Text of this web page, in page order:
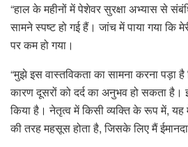
“हाल के महीनों में पेशेवर सुरक्षा अभ्यास से
सामने स्पष्ट हो गई हैं। जांच में पाया गया कि
पर कम हो गया।
“मुझे इस वास्तविकता का सामना करना पड़ा
कारण दूसरों को दर्द का अनुभव हो सकता
किया है। नेतृत्व में किसी व्यक्ति के रूप में,
की तरह महसूस होता है, जिसके लिए मैं